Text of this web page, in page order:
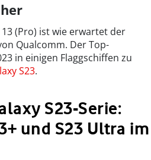
(Pro) ist wie erwartet der
Qualcomm. Der Top-
in einigen Flaggschiffen zu
S23.
S23-Serie:
und S23 Ultra im